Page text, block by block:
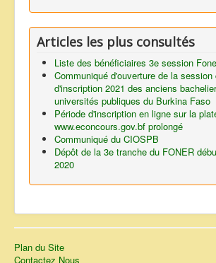
Articles les plus consultés
Liste des bénéficiaires 3e session
Communiqué d'ouverture de la session
d'inscription 2021 des anciens
universités publiques du Burkina Faso
Période d'inscription en ligne sur la
www.econcours.gov.bf prolongé
Communiqué du CIOSPB
Dépôt de la 3e tranche du FONER
2020
Plan du Site
Contactez Nous